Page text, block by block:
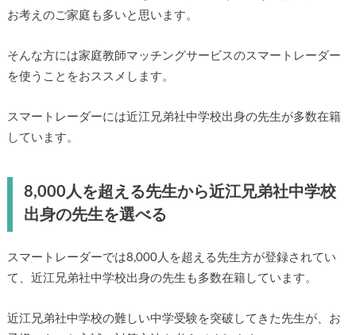
お考えのご家庭も多いと思います。
そんな方には家庭教師マッチングサービスのスマートレーダー
を使うことをおススメします。
スマートレーダーには近江兄弟社中学校出身の先生が多数在籍
しています。
8,000人を超える先生から近江兄弟社中学校
出身の先生を選べる
スマートレーダーでは8,000人を超える先生方が登録されてい
て、近江兄弟社中学校出身の先生も多数在籍しています。
近江兄弟社中学校の難しい中学受験を突破してきた先生が、お